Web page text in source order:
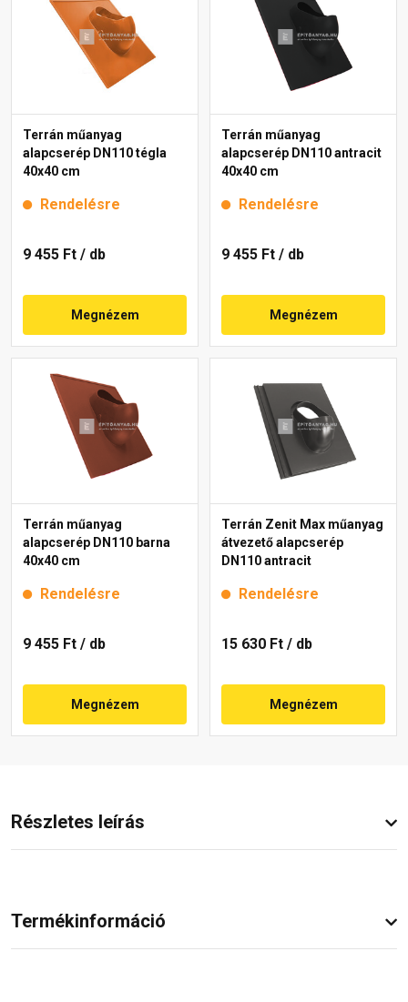
Terrán műanyag
alapcserép DN110 tégla
40x40 cm
Rendelésre
9 455 Ft / db
Megnézem
Terrán műanyag
alapcserép DN110 antracit
40x40 cm
Rendelésre
9 455 Ft / db
Megnézem
Terrán műanyag
alapcserép DN110 barna
40x40 cm
Rendelésre
9 455 Ft / db
Megnézem
Terrán Zenit Max műanyag
átvezető alapcserép
DN110 antracit
Rendelésre
15 630 Ft / db
Megnézem
Részletes leírás
Termékinformáció